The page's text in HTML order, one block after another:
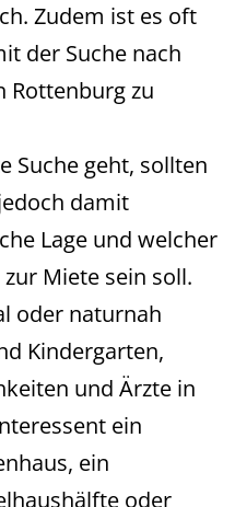
Zudem ist es oft
der Suche nach
Rottenburg zu
Suche geht, sollten
damit
Lage und welcher
Miete sein soll.
oder naturnah
Kindergarten,
und Ärzte in
ein
ein
oder